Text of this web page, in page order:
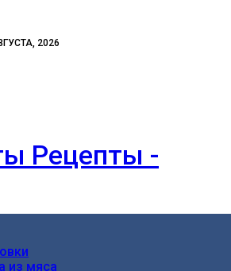
2026
Рецепты -
из мяса